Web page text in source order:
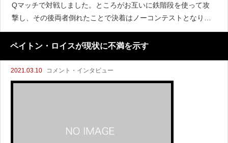
Qマッチで対戦しました。ところがお互いに鉄階段を使って攻
撃し、その後両者倒れたことで決着はノーコンテストとなりま
した。レスリングオブザーバーのブライアン・アルバレスによ
ると、ファーストレーンではマッキンタイアとシェイ
ペイトン・ロイスが現状に不満を示す
2021.03.10 コメント・インタビュー